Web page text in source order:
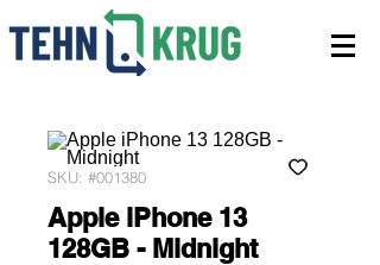
SKU: #001380
Apple iPhone 13
128GB - Midnight